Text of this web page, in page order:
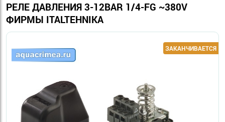
РЕЛЕ ДАВЛЕНИЯ 3-12BAR 1/4-FG ~380V
ФИРМЫ ITALTEHNIKA